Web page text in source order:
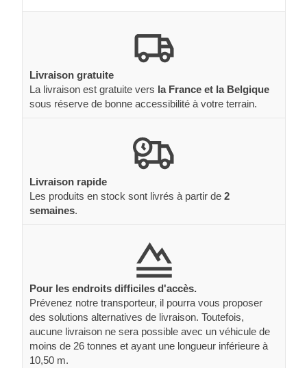
Livraison gratuite
La livraison est gratuite vers la France et la Belgique
sous réserve de bonne accessibilité à votre terrain.
Livraison rapide
Les produits en stock sont livrés à partir de 2
semaines.
Pour les endroits difficiles d'accès.
Prévenez notre transporteur, il pourra vous proposer
des solutions alternatives de livraison. Toutefois,
aucune livraison ne sera possible avec un véhicule de
moins de 26 tonnes et ayant une longueur inférieure à
10,50 m.